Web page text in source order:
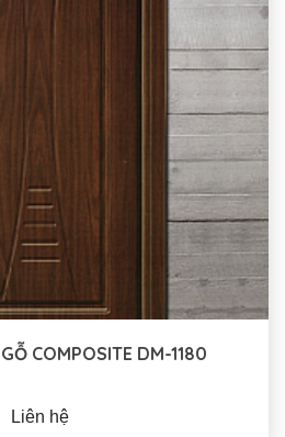
COMPOSITE DM-1180
Liên hệ